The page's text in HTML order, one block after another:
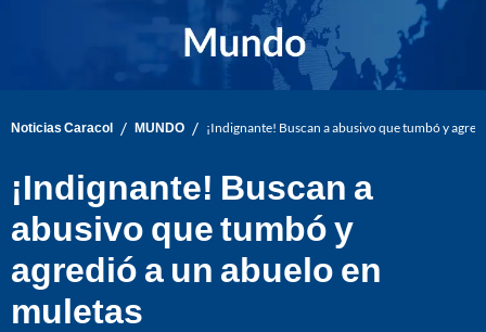
Noticias Caracol / MUNDO / ¡Indignante! Buscan a abusivo que tumbó y
¡Indignante! Buscan a
abusivo que tumbó y
agredió a un abuelo en
muletas